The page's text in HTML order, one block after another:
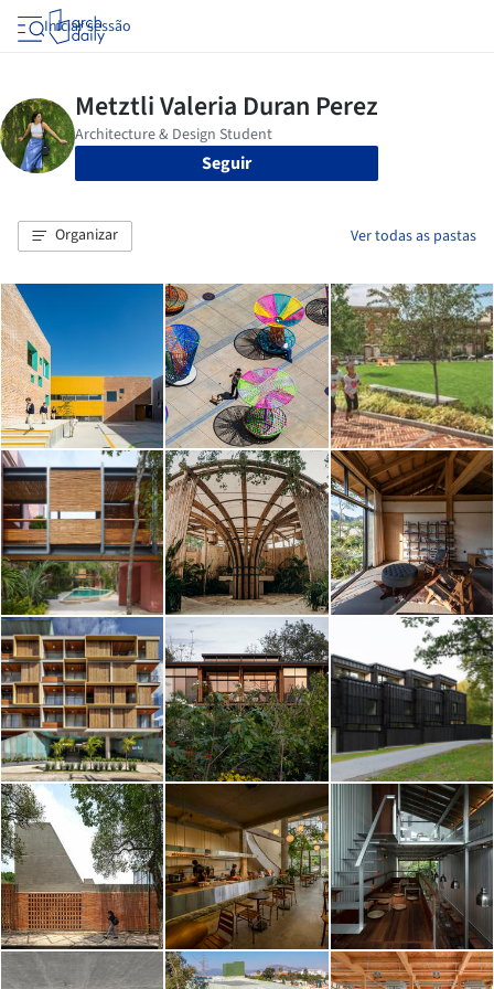
Iniciar sessão
Seguir
Organizar Ver todas as pastas